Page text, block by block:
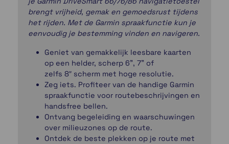
brengt vrijheid, gemak en gemoedsrust tijdens
het rijden. Met de Garmin spraakfunctie kun je
eenvoudig je bestemming vinden en navigeren.
Geniet van gemakkelijk leesbare kaarten
op een helder, scherp 6", 7" of
zelfs 8″ scherm met hoge resolutie.
Zeg iets. Profiteer van de handige Garmin
spraakfunctie voor routebeschrijvingen en
handsfree bellen.
Ontvang begeleiding en waarschuwingen
over milieuzones op de route.
Ontdek de beste plekken op je route met